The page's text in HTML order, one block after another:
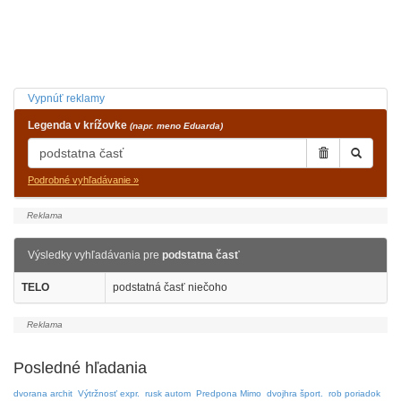
Vypnúť reklamy
Legenda v krížovke (napr. meno Eduarda)
Podrobné vyhľadávanie »
Výsledky vyhľadávania pre podstatna časť
TELO podstatná časť niečoho
Posledné hľadania
dvorana archit Výtržnosť expr. rusk autom Predpona Mimo dvojhra šport. rob poriadok